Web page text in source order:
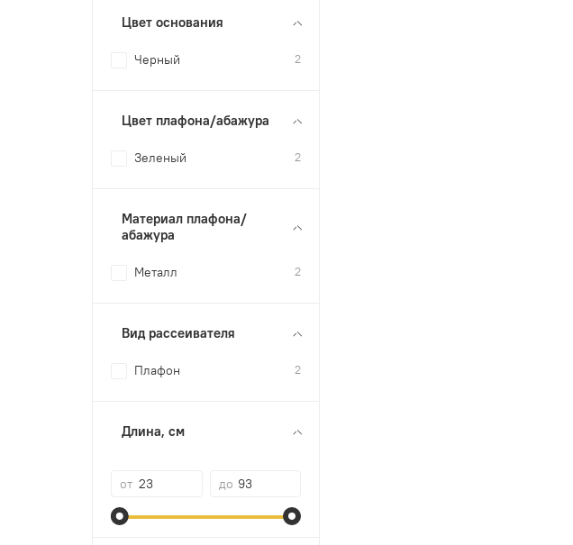
Цвет основания
Черный 2
Цвет плафона/абажура
Зеленый 2
Материал плафона/
абажура
Металл 2
Вид рассеивателя
Плафон 2
Длина, см
от до